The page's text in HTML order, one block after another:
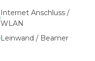
Internet Anschluss /
WLAN
Leinwand / Beamer